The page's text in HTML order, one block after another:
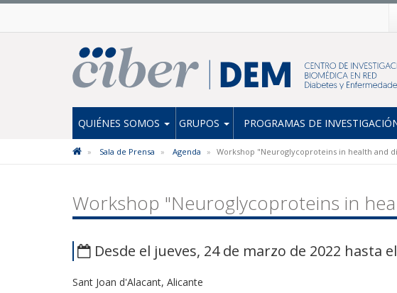
QUIÉNES SOMOS GRUPOS PROGRAMAS DE
Sala de Prensa Agenda Workshop "Neuroglycoproteins in health and
Workshop "Neuroglycoproteins in
Desde el jueves, 24 de marzo de 2022 hasta
Sant Joan d'Alacant, Alicante